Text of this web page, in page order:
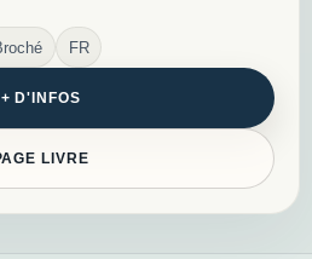
FR
+ D'INFOS
LIVRE